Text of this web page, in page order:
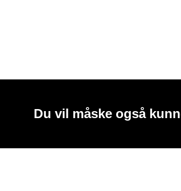
Du vil måske også